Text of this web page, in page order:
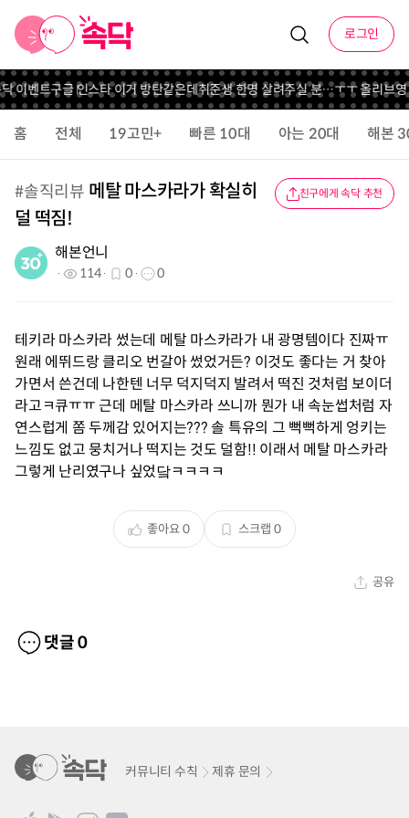
로그인
이벤트구글 인스타 이거 방탄같은데취준생 한명 살려주실 분…ㅜㅜ 올리브영
홈 전체 19고민+ 빠른 10대 아는 20대 해본
#솔직리뷰 메탈 마스카라가 확실히
덜 떡짐!
친구에게 속닥 추천
해본언니
114 0 0
테키라 마스카라 썼는데 메탈 마스카라가 내 광명템이다 진짜ㅠ
원래 에뛰드랑 클리오 번갈아 썼었거든? 이것도 좋다는 거 찾아
가면서 쓴건데 나한텐 너무 덕지덕지 발려서 떡진 것처럼 보이더
라고ㅋ큐ㅠㅠ 근데 메탈 마스카라 쓰니까 뭔가 내 속눈썹처럼 자
연스럽게 쫌 두께감 있어지는??? 솔 특유의 그 뻑뻑하게 엉키는
느낌도 없고 뭉치거나 떡지는 것도 덜함!! 이래서 메탈 마스카라
그렇게 난리였구나 싶었닼ㅋㅋㅋㅋ
좋아요0 스크랩 0
공유
댓글0
커뮤니티 수칙 제휴 문의